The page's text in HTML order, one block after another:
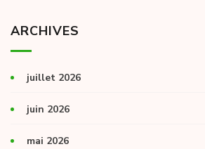
ARCHIVES
juillet 2026
juin 2026
mai 2026